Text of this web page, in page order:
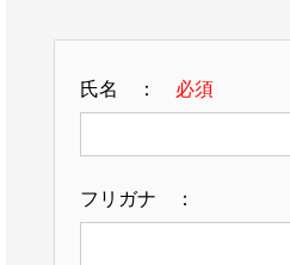
氏名 ： 必須
フリガナ ：